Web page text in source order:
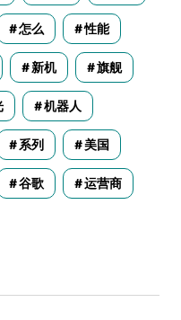
怎么 性能
新机 旗舰
机器人
系列 美国
谷歌 运营商